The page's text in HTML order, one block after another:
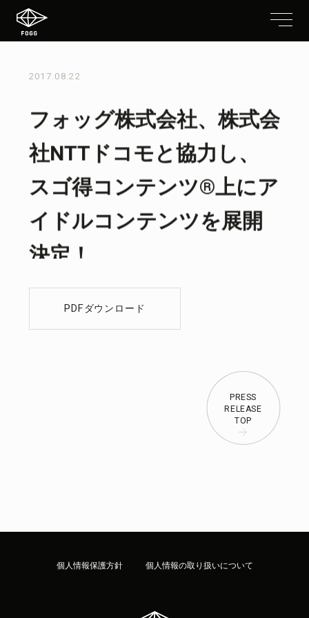
2017.08.22
フォッグ株式会社、株式会
社NTTドコモと協力し、
スゴ得コンテンツ®上にア
イドルコンテンツを展開
決定！
PDFダウンロード
PRESS
RELEASE
TOP
個人情報保護方針 個人情報の取り扱いについて